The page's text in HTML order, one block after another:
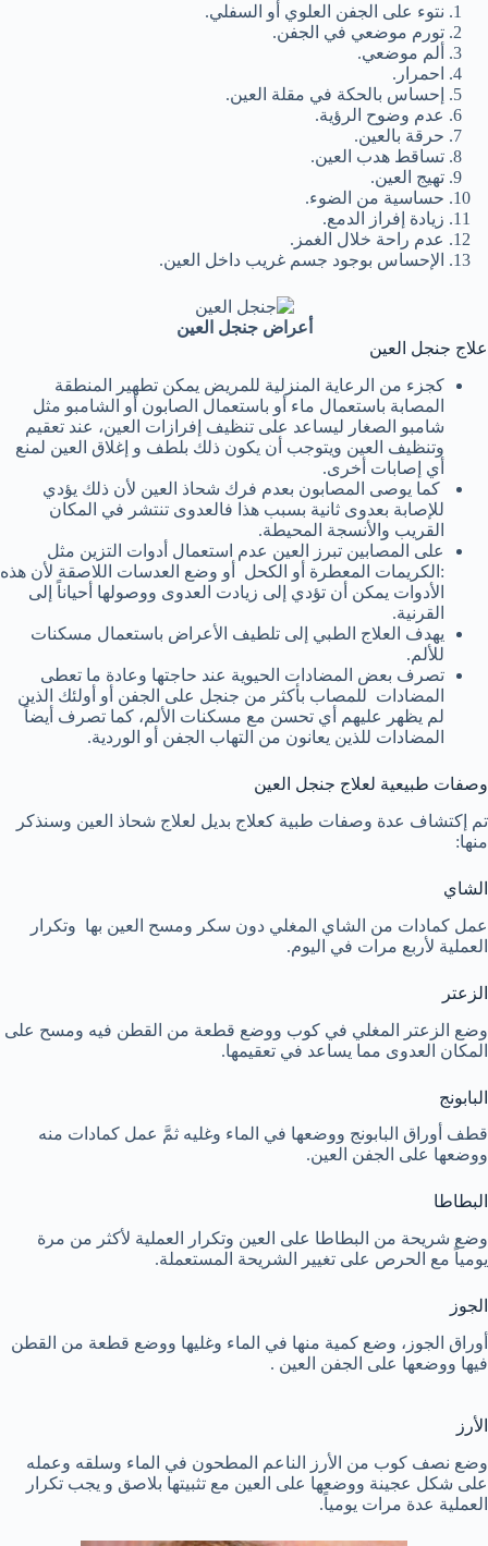
نتوء على الجفن العلوي أو السفلي.
تورم موضعي في الجفن.
ألم موضعي.
احمرار.
إحساس بالحكة في مقلة العين.
عدم وضوح الرؤية.
حرقة بالعين.
تساقط هدب العين.
تهيج العين.
حساسية من الضوء.
زيادة إفراز الدمع.
عدم راحة خلال الغمز.
الإحساس بوجود جسم غريب داخل العين.
أعراض جنجل العين
علاج جنجل العين
كجزء من الرعاية المنزلية للمريض يمكن تطهير المنطقة
المصابة باستعمال ماء أو باستعمال الصابون أو الشامبو مثل
شامبو الصغار ليساعد على تنظيف إفرازات العين، عند تعقيم
وتنظيف العين ويتوجب أن يكون ذلك بلطف و إغلاق العين لمنع
أي إصابات أخرى.
كما يوصى المصابون بعدم فرك شحاذ العين لأن ذلك يؤدي
للإصابة بعدوى ثانية بسبب هذا فالعدوى تنتشر في المكان
القريب والأنسجة المحيطة.
على المصابين تبرز العين عدم استعمال أدوات التزين مثل
:الكريمات المعطرة أو الكحل أو وضع العدسات اللاصقة لأن هذه
الأدوات يمكن أن تؤدي إلى زيادت العدوى ووصولها أحياناً إلى
القرنية.
يهدف العلاج الطبي إلى تلطيف الأعراض باستعمال مسكنات
للألم.
تصرف بعض المضادات الحيوية عند حاجتها وعادة ما تعطى
المضادات للمصاب بأكثر من جنجل على الجفن أو أولئك الذين
لم يظهر عليهم أي تحسن مع مسكنات الألم، كما تصرف أيضاً
المضادات للذين يعانون من التهاب الجفن أو الوردية.
وصفات طبيعية لعلاج جنجل العين
تم إكتشاف عدة وصفات طبية كعلاج بديل لعلاج شحاذ العين وسنذكر
منها:
الشاي
عمل كمادات من الشاي المغلي دون سكر ومسح العين بها وتكرار
العملية لأربع مرات في اليوم.
الزعتر
وضع الزعتر المغلي في كوب ووضع قطعة من القطن فيه ومسح على
المكان العدوى مما يساعد في تعقيمها.
البابونج
قطف أوراق البابونج ووضعها في الماء وغليه ثمَّ عمل كمادات منه
ووضعها على الجفن العين.
البطاطا
وضع شريحة من البطاطا على العين وتكرار العملية لأكثر من مرة
يومياً مع الحرص على تغيير الشريحة المستعملة.
الجوز
أوراق الجوز، وضع كمية منها في الماء وغليها ووضع قطعة من القطن
فيها ووضعها على الجفن العين .
الأرز
وضع نصف كوب من الأرز الناعم المطحون في الماء وسلقه وعمله
على شكل عجينة ووضعها على العين مع تثبيتها بلاصق و يجب تكرار
العملية عدة مرات يومياً.